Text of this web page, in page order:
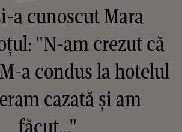
a cunoscut Mara
"N-am crezut că
a condus la hotelul
cazată și am
făcut..."